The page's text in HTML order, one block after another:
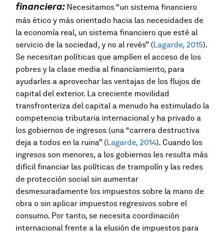
financiera: Necesitamos “un sistema financiero
más ético y más orientado hacia las necesidades de
la economía real, un sistema financiero que esté al
servicio de la sociedad, y no al revés” (Lagarde, 2015).
Se necesitan políticas que amplíen el acceso de los
pobres y la clase media al financiamiento, para
ayudarles a aprovechar las ventajas de los flujos de
capital del exterior. La creciente movilidad
transfronteriza del capital a menudo ha estimulado la
competencia tributaria internacional y ha privado a
los gobiernos de ingresos (una “carrera destructiva
deja a todos en la ruina” (Lagarde, 2014). Cuando los
ingresos son menores, a los gobiernos les resulta más
difícil financiar las políticas de trampolín y las redes
de protección social sin aumentar
desmesuradamente los impuestos sobre la mano de
obra o sin aplicar impuestos regresivos sobre el
consumo. Por tanto, se necesita coordinación
internacional frente a la elusión de impuestos para